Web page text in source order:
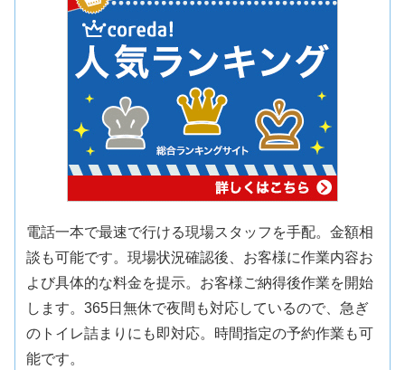
電話一本で最速で行ける現場スタッフを手配。金額相
談も可能です。現場状況確認後、お客様に作業内容お
よび具体的な料金を提示。お客様ご納得後作業を開始
します。365日無休で夜間も対応しているので、急ぎ
のトイレ詰まりにも即対応。時間指定の予約作業も可
能です。